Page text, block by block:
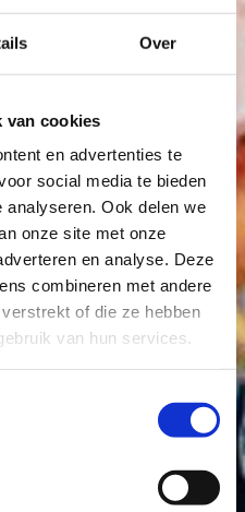
Over
van cookies
en advertenties te
social media te bieden
Ook delen we
onze site met onze
en analyse. Deze
combineren met andere
of die ze hebben
van hun services.